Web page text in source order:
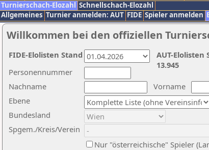
Turnierschach-Elozahl Schnellschach-Elozahl
Allgemeines Turnier anmelden: AUT FIDE Spieler anmelden
Willkommen bei den offiziellen
Nachname
Vorname
Ebene
Personennummer
Bundesland
Spgem./Kreis/Verein
Nur "österreichische" Spieler
AUT-Elolisten
13.945
FIDE-Elolisten Stand